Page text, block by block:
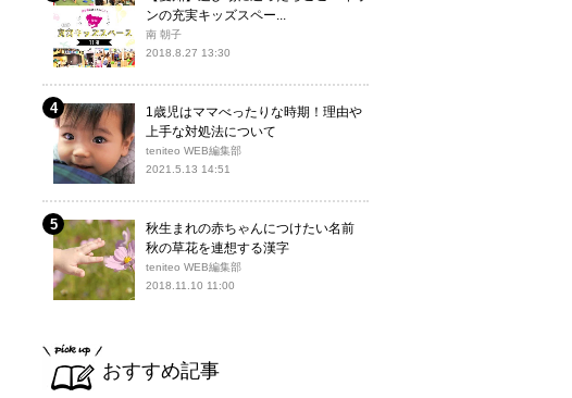
ンの充実キッズスペー...
南 朝子
2018.8.27 13:30
1歳児はママべったりな時期！理由や
上手な対処法について
teniteo WEB編集部
2021.5.13 14:51
秋生まれの赤ちゃんにつけたい名前
秋の草花を連想する漢字
teniteo WEB編集部
2018.11.10 11:00
おすすめ記事